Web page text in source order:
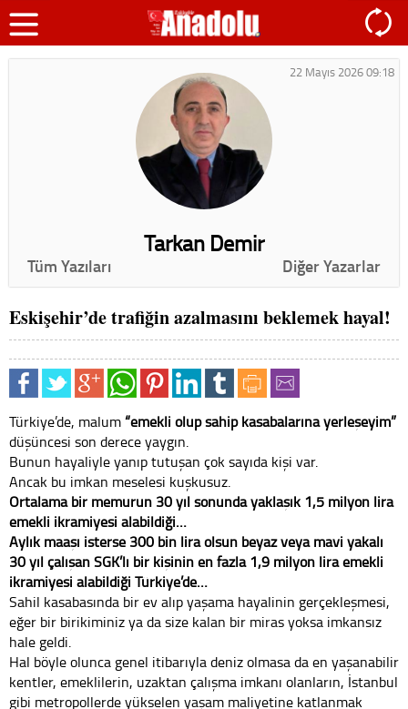
22 Mayıs 2026 09:18
Tarkan Demir
Tüm Yazıları Diğer Yazarlar
Eskişehir’de trafiğin azalmasını beklemek hayal!
Türkiye’de, malum“emekli olup sahip kasabalarına yerleşeyim”
düşüncesi son derece yaygın.
Bunun hayaliyle yanıp tutuşan çok sayıda kişi var.
Ancak bu imkan meselesi kuşkusuz.
Ortalama bir memurun 30 yıl sonunda yaklaşık 1,5 milyon lira
emekli ikramiyesi alabildiği…
Aylık maaşı isterse 300 bin lira olsun beyaz veya mavi yakalı
30 yıl çalışan SGK’lı bir kişinin en fazla 1,9 milyon lira emekli
ikramiyesi alabildiği Türkiye’de…
Sahil kasabasında bir ev alıp yaşama hayalinin gerçekleşmesi,
eğer bir birikiminiz ya da size kalan bir miras yoksa imkansız
hale geldi.
Hal böyle olunca genel itibarıyla deniz olmasa da en yaşanabilir
kentler, emeklilerin, uzaktan çalışma imkanı olanların, İstanbul
gibi metropollerde yükselen yaşam maliyetine katlanmak